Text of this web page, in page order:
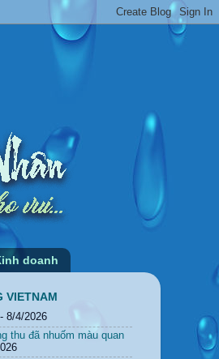
doanh
VIETNAM
- 8/4/2026
thu đã nhuốm màu quan